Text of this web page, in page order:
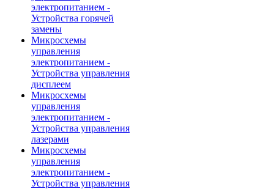
электропитанием -
Устройства горячей
замены
Микросхемы
управления
электропитанием -
Устройства управления
дисплеем
Микросхемы
управления
электропитанием -
Устройства управления
лазерами
Микросхемы
управления
электропитанием -
Устройства управления